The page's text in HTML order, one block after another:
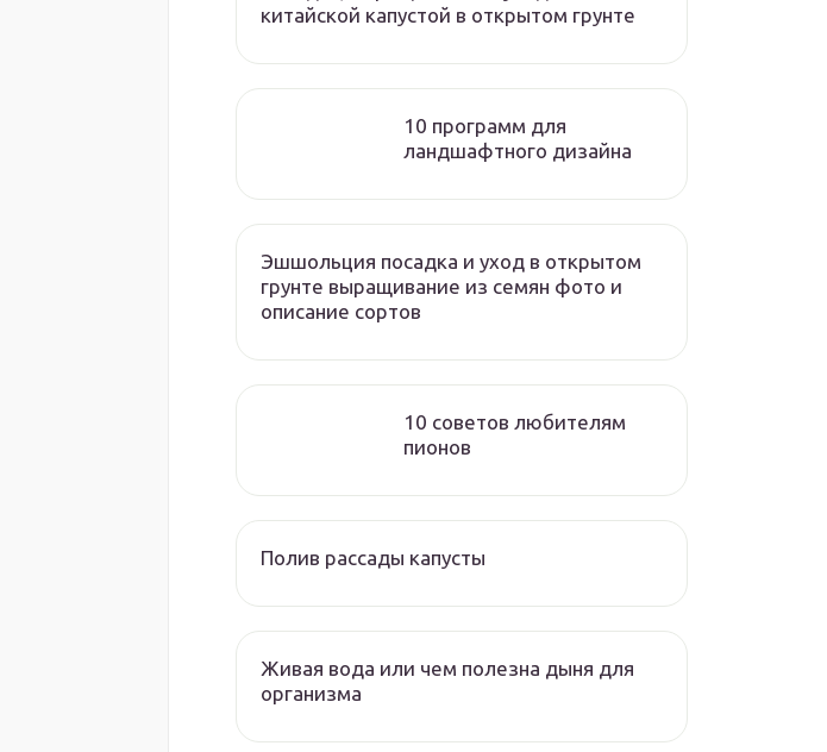
китайской капустой в открытом грунте
10 программ для
ландшафтного дизайна
Эшшольция посадка и уход в открытом
грунте выращивание из семян фото и
описание сортов
10 советов любителям
пионов
Полив рассады капусты
Живая вода или чем полезна дыня для
организма